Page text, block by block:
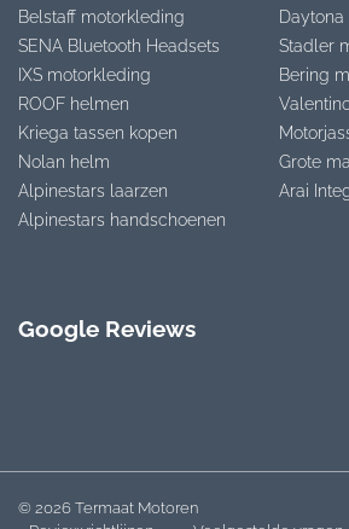
Belstaff motorkleding
SENA Bluetooth Headsets
IXS motorkleding
ROOF helmen
Kriega tassen kopen
Nolan helm
Alpinestars laarzen
Alpinestars handschoenen
Stadler
Bering
Grote
Arai
Google Reviews
© 2026 Termaat Motoren